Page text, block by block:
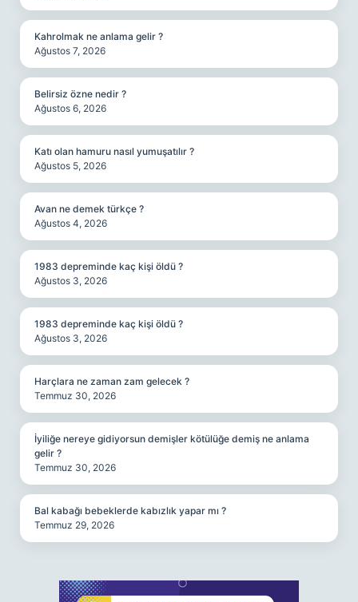
Kahrolmak ne anlama gelir ?
Ağustos 7, 2026
Belirsiz özne nedir ?
Ağustos 6, 2026
Katı olan hamuru nasıl yumuşatılır ?
Ağustos 5, 2026
Avan ne demek türkçe ?
Ağustos 4, 2026
1983 depreminde kaç kişi öldü ?
Ağustos 3, 2026
1983 depreminde kaç kişi öldü ?
Ağustos 3, 2026
Harçlara ne zaman zam gelecek ?
Temmuz 30, 2026
İyiliğe nereye gidiyorsun demişler kötülüğe demiş ne anlama
gelir ?
Temmuz 30, 2026
Bal kabağı bebeklerde kabızlık yapar mı ?
Temmuz 29, 2026